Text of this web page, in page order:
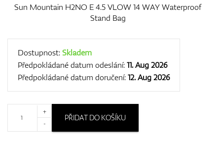
Dárkové poukazy
Sun Mountain H2NO E 4.5 VLOW 14 WAY Waterproof
Stand Bag
Dostupnost:Skladem
Předpokládané datum odeslání:11. Aug 2026
Předpokládané datum doručení:12. Aug 2026
+
-
PŘIDAT DO KOŠÍKU